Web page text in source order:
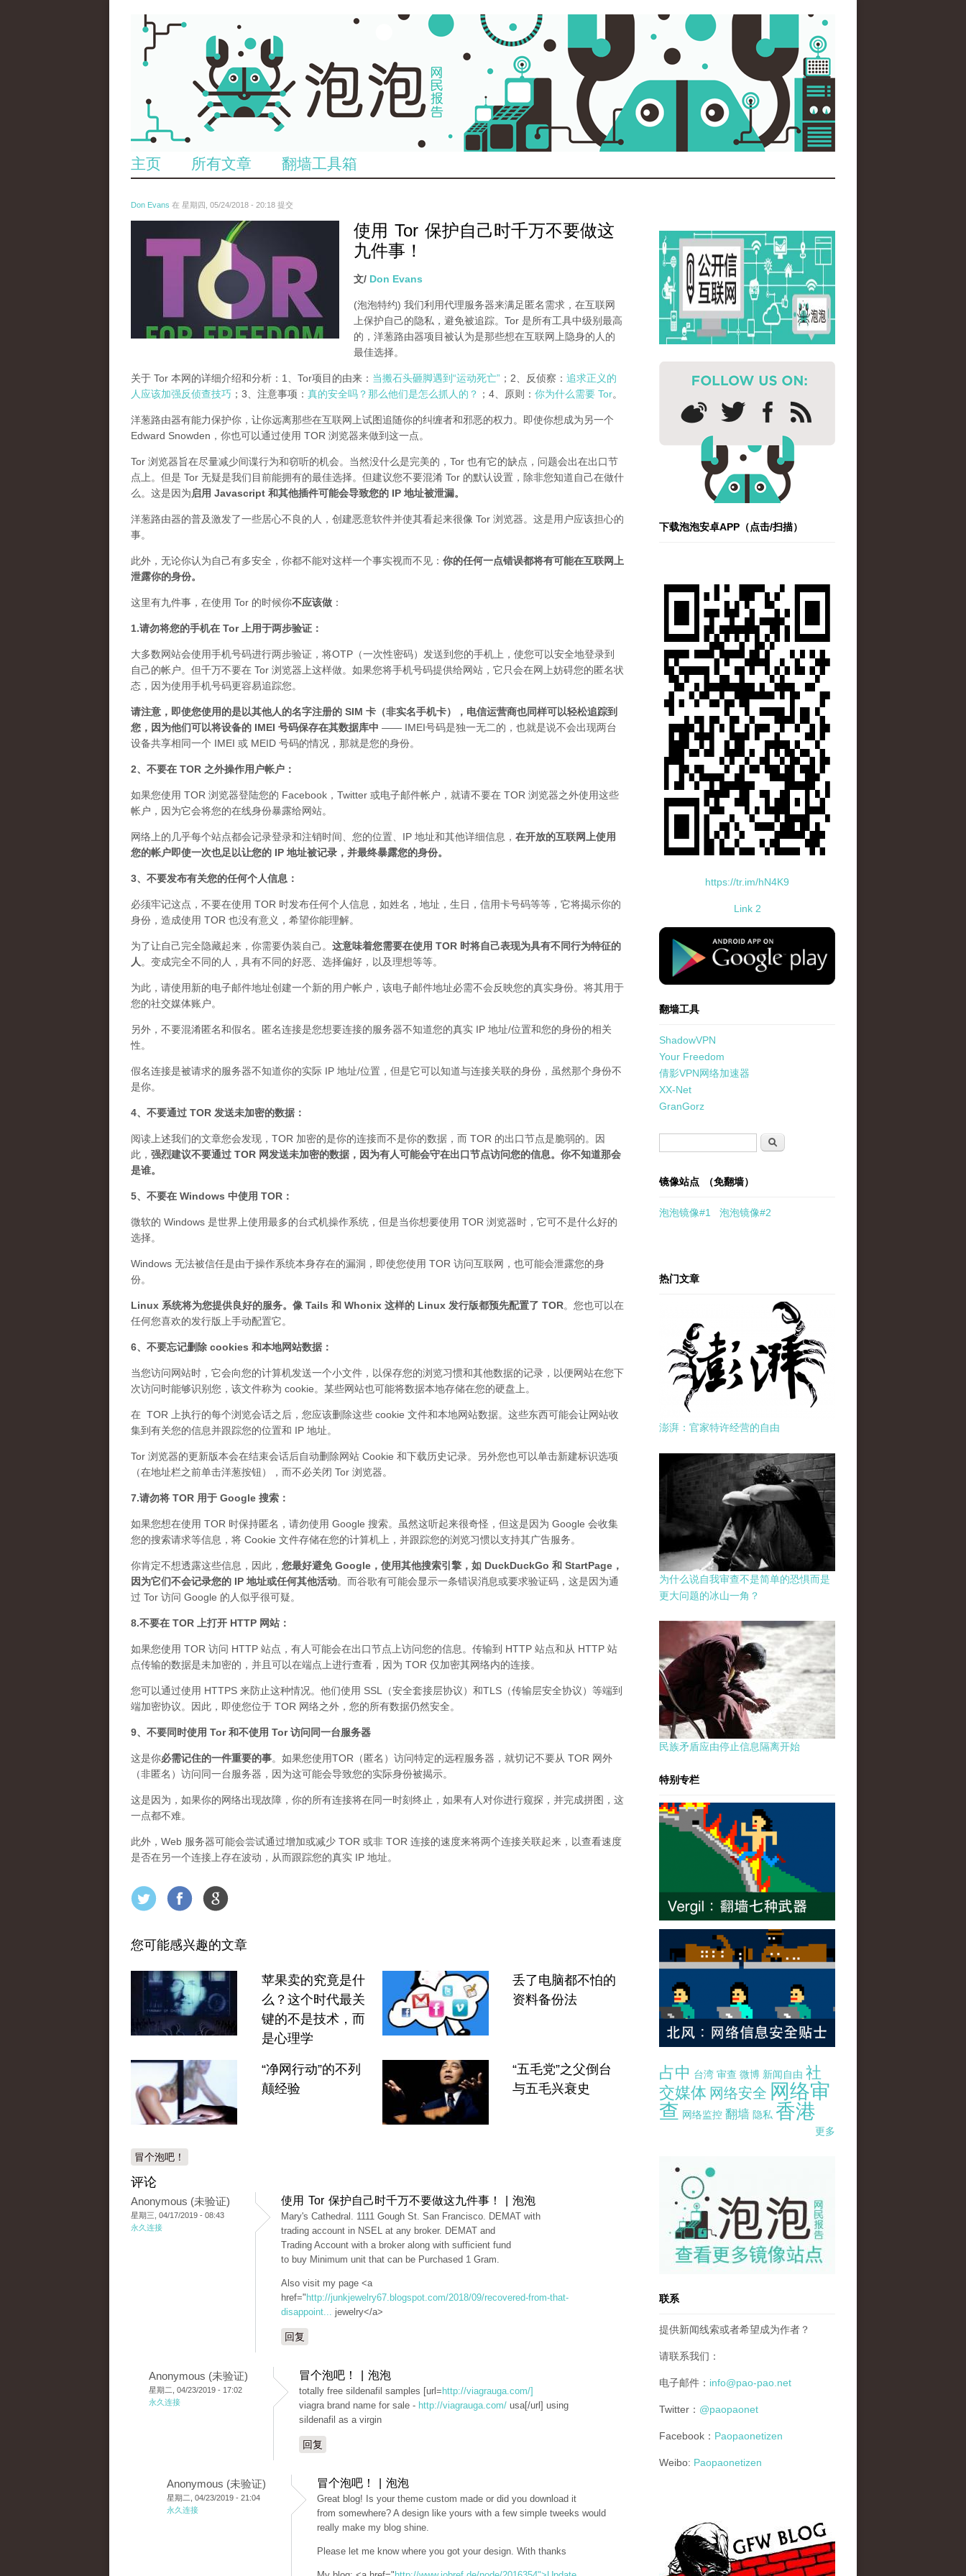
主页 所有文章 翻墙工具箱
Don Evans 在 星期四, 05/24/2018 - 20:18 提交
wechatimg1098.jpeg
使用 Tor 保护自己时千万不要做这
九件事！
文/ Don Evans
(泡泡特约) 我们利用代理服务器来满足匿名需求，在互联网
上保护自己的隐私，避免被追踪。Tor 是所有工具中级别最高
的，洋葱路由器项目被认为是那些想在互联网上隐身的人的
最佳选择。
关于 Tor 本网的详细介绍和分析：1、Tor项目的由来： 当搬石头砸脚遇到“运动死亡” ；2、反侦察： 追求正义的
人应该加强反侦查技巧 ；3、注意事项： 真的安全吗？那么他们是怎么抓人的？ ；4、原则： 你为什么需要 Tor。
洋葱路由器有能力保护你，让你远离那些在互联网上试图追随你的纠缠者和邪恶的权力。即使你想成为另一个
Edward Snowden，你也可以通过使用 TOR 浏览器来做到这一点。
Tor 浏览器旨在尽量减少间谍行为和窃听的机会。当然没什么是完美的，Tor 也有它的缺点，问题会出在出口节
点上。但是 Tor 无疑是我们目前能拥有的最佳选择。但建议您不要混淆 Tor 的默认设置，除非您知道自己在做什
么。这是因为启用 Javascript 和其他插件可能会导致您的 IP 地址被泄漏。
洋葱路由器的普及激发了一些居心不良的人，创建恶意软件并使其看起来很像 Tor 浏览器。这是用户应该担心的
事。
此外，无论你认为自己有多安全，你都不能对这样一个事实视而不见： 你的任何一点错误都将有可能在互联网上
泄露你的身份。
这里有九件事，在使用 Tor 的时候你不应该做 ：
1.请勿将您的手机在 Tor 上用于两步验证：
大多数网站会使用手机号码进行两步验证，将OTP（一次性密码）发送到您的手机上，使您可以安全地登录到
自己的帐户。但千万不要在 Tor 浏览器上这样做。如果您将手机号码提供给网站，它只会在网上妨碍您的匿名状
态，因为使用手机号码更容易追踪您。
请注意，即使您使用的是以其他人的名字注册的 SIM 卡（非实名手机卡），电信运营商也同样可以轻松追踪到
您，因为他们可以将设备的 IMEI 号码保存在其数据库中 —— IMEI号码是独一无二的，也就是说不会出现两台
设备共享相同一个 IMEI 或 MEID 号码的情况，那就是您的身份。
2、不要在 TOR 之外操作用户帐户：
如果您使用 TOR 浏览器登陆您的 Facebook，Twitter 或电子邮件帐户，就请不要在 TOR 浏览器之外使用这些
帐户，因为它会将您的在线身份暴露给网站。
网络上的几乎每个站点都会记录登录和注销时间、您的位置、IP 地址和其他详细信息， 在开放的互联网上使用
您的帐户即使一次也足以让您的 IP 地址被记录，并最终暴露您的身份。
3、不要发布有关您的任何个人信息：
必须牢记这点，不要在使用 TOR 时发布任何个人信息，如姓名，地址，生日，信用卡号码等等，它将揭示你的
身份，造成使用 TOR 也没有意义，希望你能理解。
为了让自己完全隐藏起来，你需要伪装自己。 这意味着您需要在使用 TOR 时将自己表现为具有不同行为特征的
人 。 变成完全不同的人，具有不同的好恶、选择偏好，以及理想等等。
为此，请使用新的电子邮件地址创建一个新的用户帐户，该电子邮件地址必需不会反映您的真实身份。将其用于
您的社交媒体账户。
另外，不要混淆匿名和假名。匿名连接是您想要连接的服务器不知道您的真实 IP 地址/位置和您的身份的相关
性。
假名连接是被请求的服务器不知道你的实际 IP 地址/位置，但是它可以知道与连接关联的身份，虽然那个身份不
是你。
4、不要通过 TOR 发送未加密的数据：
阅读上述我们的文章您会发现，TOR 加密的是你的连接而不是你的数据，而 TOR 的出口节点是脆弱的。因
此， 强烈建议不要通过 TOR 网发送未加密的数据，因为有人可能会守在出口节点访问您的信息。你不知道那会
是谁。
5、不要在 Windows 中使用 TOR：
微软的 Windows 是世界上使用最多的台式机操作系统，但是当你想要使用 TOR 浏览器时，它可不是什么好的
选择。
Windows 无法被信任是由于操作系统本身存在的漏洞，即使您使用 TOR 访问互联网，也可能会泄露您的身
份。
Linux 系统将为您提供良好的服务。像 Tails 和 Whonix 这样的 Linux 发行版都预先配置了 TOR。您也可以在
任何您喜欢的发行版上手动配置它。
6、不要忘记删除 cookies 和本地网站数据：
当您访问网站时，它会向您的计算机发送一个小文件，以保存您的浏览习惯和其他数据的记录，以便网站在您下
次访问时能够识别您，该文件称为 cookie。某些网站也可能将数据本地存储在您的硬盘上。
在 TOR 上执行的每个浏览会话之后，您应该删除这些 cookie 文件和本地网站数据。这些东西可能会让网站收
集到有关您的信息并跟踪您的位置和 IP 地址。
Tor 浏览器的更新版本会在结束会话后自动删除网站 Cookie 和下载历史记录。另外您也可以单击新建标识选项
（在地址栏之前单击洋葱按钮），而不必关闭 Tor 浏览器。
7.请勿将 TOR 用于 Google 搜索：
如果您想在使用 TOR 时保持匿名，请勿使用 Google 搜索。虽然这听起来很奇怪，但这是因为 Google 会收集
您的搜索请求等信息，将 Cookie 文件存储在您的计算机上，并跟踪您的浏览习惯以支持其广告服务。
你肯定不想透露这些信息，因此， 您最好避免 Google，使用其他搜索引擎，如 DuckDuckGo 和 StartPage，
因为它们不会记录您的 IP 地址或任何其他活动。而谷歌有可能会显示一条错误消息或要求验证码，这是因为通
过 Tor 访问 Google 的人似乎很可疑。
8.不要在 TOR 上打开 HTTP 网站：
如果您使用 TOR 访问 HTTP 站点，有人可能会在出口节点上访问您的信息。传输到 HTTP 站点和从 HTTP 站
点传输的数据是未加密的，并且可以在端点上进行查看，因为 TOR 仅加密其网络内的连接。
您可以通过使用 HTTPS 来防止这种情况。他们使用 SSL（安全套接层协议）和TLS（传输层安全协议）等端到
端加密协议。因此，即使您位于 TOR 网络之外，您的所有数据仍然安全。
9、不要同时使用 Tor 和不使用 Tor 访问同一台服务器
这是你必需记住的一件重要的事。如果您使用TOR（匿名）访问特定的远程服务器，就切记不要从 TOR 网外
（非匿名）访问同一台服务器，因为这可能会导致您的实际身份被揭示。
这是因为，如果你的网络出现故障，你的所有连接将在同一时刻终止，如果有人对你进行窥探，并完成拼图，这
一点都不难。
此外，Web 服务器可能会尝试通过增加或减少 TOR 或非 TOR 连接的速度来将两个连接关联起来，以查看速度
是否在另一个连接上存在波动，从而跟踪您的真实 IP 地址。
您可能感兴趣的文章
苹果卖的究竟是什
么？这个时代最关
键的不是技术，而
是心理学
丢了电脑都不怕的
资料备份法
“净网行动”的不列
颠经验
“五毛党”之父倒台
与五毛兴衰史
冒个泡吧！
评论
Anonymous (未验证)
星期三, 04/17/2019 - 08:43
永久连接
使用 Tor 保护自己时千万不要做这九件事！ | 泡泡
Mary's Cathedral. 1111 Gough St. San Francisco. DEMAT with
trading account in NSEL at any broker. DEMAT and
Trading Account with a broker along with sufficient fund
to buy Minimum unit that can be Purchased 1 Gram.
Also visit my page <a
href=" http://junkjewelry67.blogspot.com/2018/09/recovered-from-that-
disappoint... jewelry</a>
回复
Anonymous (未验证)
星期二, 04/23/2019 - 17:02
永久连接
冒个泡吧！ | 泡泡
totally free sildenafil samples [url= http://viagrauga.com/]
viagra brand name for sale - http://viagrauga.com/ usa[/url] using
sildenafil as a virgin
回复
Anonymous (未验证)
星期二, 04/23/2019 - 21:04
永久连接
冒个泡吧！ | 泡泡
Great blog! Is your theme custom made or did you download it
from somewhere? A design like yours with a few simple tweeks would
really make my blog shine.
Please let me know where you got your design. With thanks
下载泡泡安卓APP（点击/扫描）
https://tr.im/hN4K9
Link 2
standard-icon-googleplay-app-store.png
翻墙工具
ShadowVPN
Your Freedom
倩影VPN网络加速器
XX-Net
GranGorz
搜索
镜像站点 （免翻墙）
泡泡镜像#1 泡泡镜像#2
热门文章
澎湃：官家特许经营的自由
为什么说自我审查不是简单的恐惧而是
更大问题的冰山一角？
民族矛盾应由停止信息隔离开始
特别专栏
占中 台湾 审查 微博 新闻自由 社
交媒体 网络安全 网络审
查 网络监控 翻墙 隐私 香港
更多
pao-pao-banner-mirror-site-120814.jpg
联系
提供新闻线索或者希望成为作者？
请联系我们：
电子邮件： info@pao-pao.net
Twitter： @paopaonet
Facebook： Paopaonetizen
Weibo: Paopaonetizen
gfw_blog_small.jpg